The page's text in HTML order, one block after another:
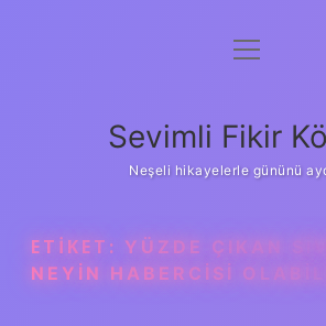
Anasayfa
Yasal Uyarı
menüyü
Sevimli Fikir
Neşeli hikayelerle gününü
ETIKET: YÜZDE ÇIKAN
NEYIN HABERCISI